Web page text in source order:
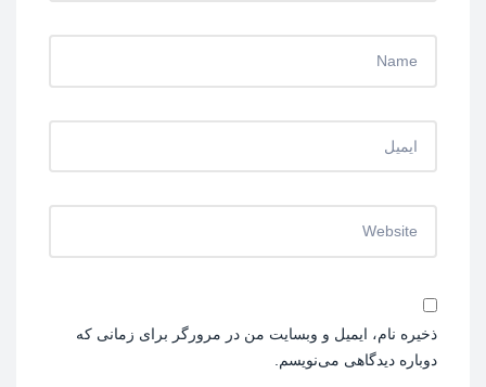
ذخیره نام، ایمیل و وبسایت من در مرورگر برای زمانی که
دوباره دیدگاهی می‌نویسم.